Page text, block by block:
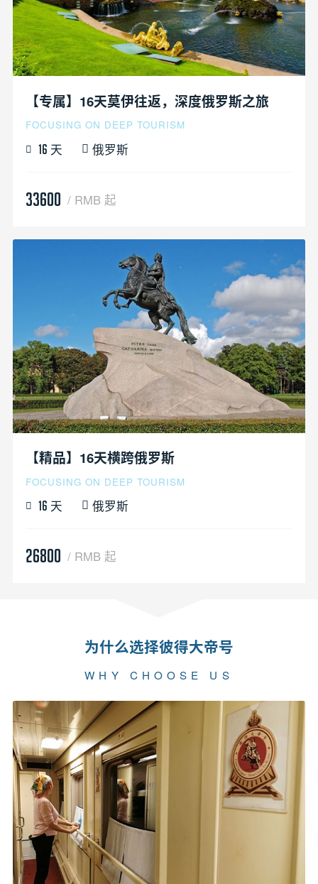
【专属】16天莫伊往返，深度俄罗斯之旅
FOCUSING ON DEEP TOURISM
16 天 俄罗斯
33600 / RMB 起
【精品】16天横跨俄罗斯
FOCUSING ON DEEP TOURISM
16 天 俄罗斯
26800 / RMB 起
为什么选择彼得大帝号
WHY CHOOSE US